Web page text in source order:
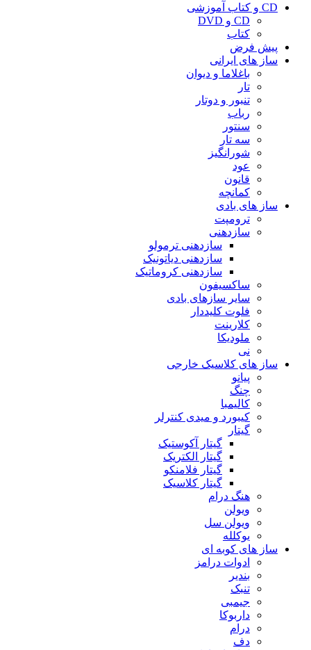
CD و کتاب آموزشی
CD و DVD
کتاب
پیش فرض
ساز های ایرانی
باغلاما و دیوان
تار
تنبور و دوتار
رباب
سنتور
سه تار
شورانگیز
عود
قانون
کمانچه
ساز های بادی
ترومپت
سازدهنی
سازدهنی ترمولو
سازدهنی دیاتونیک
سازدهنی کروماتیک
ساکسیفون
سایر سازهای بادی
فلوت کلیددار
کلارینت
ملودیکا
نی
ساز های کلاسیک خارجی
پیانو
چنگ
کالیمبا
کیبورد و میدی کنترلر
گیتار
گیتار آکوستیک
گیتار الکتریک
گیتار فلامنکو
گیتار کلاسیک
هنگ درام
ویولن
ویولن سل
یوکلله
ساز های کوبه ای
ادوات درامز
بندیر
تنبک
جیمبی
داربوکا
درام
دف